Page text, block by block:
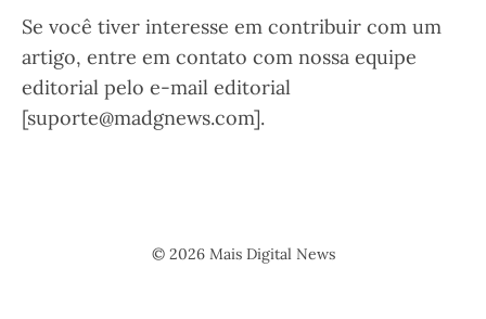
Se você tiver interesse em contribuir com um
artigo, entre em contato com nossa equipe
editorial pelo e-mail editorial
[suporte@madgnews.com].
© 2026 Mais Digital News